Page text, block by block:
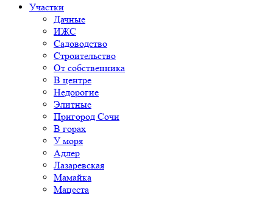
Участки
Дачные
ИЖС
Садоводство
Строительство
От собственника
В центре
Недорогие
Элитные
Пригород Сочи
В горах
У моря
Адлер
Лазаревская
Мамайка
Мацеста